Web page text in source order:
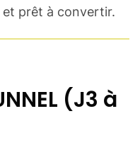
prêt à convertir.
(J3 à